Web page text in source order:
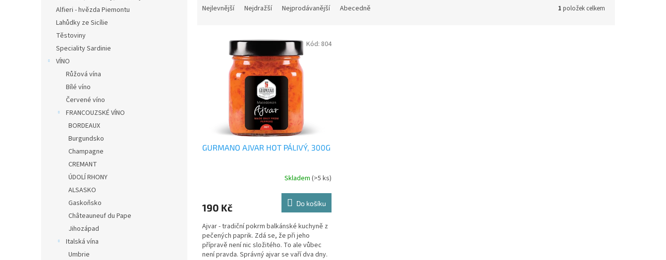
Alfieri - hvězda Piemontu
Lahůdky ze Sicílie
Těstoviny
Speciality Sardinie
VÍNO
Růžová vína
Bílé víno
Červené víno
FRANCOUZSKÉ VÍNO
BORDEAUX
Burgundsko
Champagne
CREMANT
ÚDOLÍ RHONY
ALSASKO
Gaskoňsko
Châteauneuf du Pape
Jihozápad
Italská vína
Umbrie
Nejlevnější Nejdražší Nejprodávanější Abecedně 1 položek celkem
GURMANO AJVAR HOT PÁLIVÝ, 300G
Skladem (>5 ks)
190 Kč Do košíku
Ajvar - tradiční pokrm balkánské kuchyně z
pečených paprik. Zdá se, že při jeho
přípravě není nic složitého. To ale vůbec
není pravda. Správný ajvar se vaří dva dny.
Kód: 804